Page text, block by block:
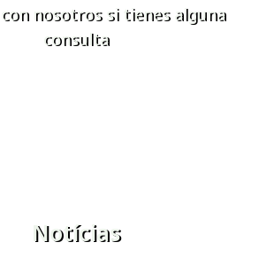
nosotros si tienes alguna
consulta
Notícias